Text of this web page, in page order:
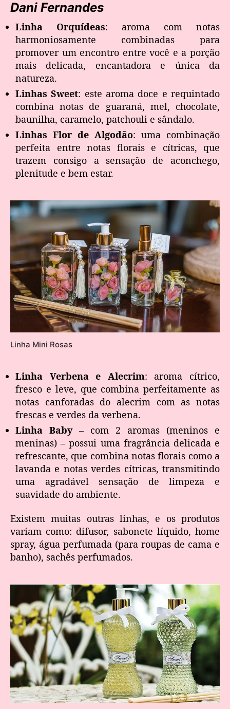
Dani Fernandes
Linha Orquídeas: aroma com notas
harmoniosamente combinadas para
promover um encontro entre você e a porção
mais delicada, encantadora e única da
natureza.
Linhas Sweet: este aroma doce e requintado
combina notas de guaraná, mel, chocolate,
baunilha, caramelo, patchouli e sândalo.
Linhas Flor de Algodão: uma combinação
perfeita entre notas florais e cítricas, que
trazem consigo a sensação de aconchego,
plenitude e bem estar.
Linha Mini Rosas
Linha Verbena e Alecrim: aroma cítrico,
fresco e leve, que combina perfeitamente as
notas canforadas do alecrim com as notas
frescas e verdes da verbena.
Linha Baby– com 2 aromas (meninos e
meninas) – possui uma fragrância delicada e
refrescante, que combina notas florais como a
lavanda e notas verdes cítricas, transmitindo
uma agradável sensação de limpeza e
suavidade do ambiente.
Existem muitas outras linhas, e os produtos
variam como: difusor, sabonete líquido, home
spray, água perfumada (para roupas de cama e
banho), sachês perfumados.